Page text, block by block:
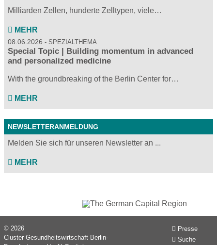
Milliarden Zellen, hunderte Zelltypen, viele…
MEHR
08.06.2026 SPEZIALTHEMA
Special Topic | Building momentum in advanced
and personalized medicine
With the groundbreaking of the Berlin Center for…
MEHR
NEWSLETTERANMELDUNG
Melden Sie sich für unseren Newsletter an ...
MEHR
Presse
Suche
© 2026
Cluster Gesundheitswirtschaft Berlin-